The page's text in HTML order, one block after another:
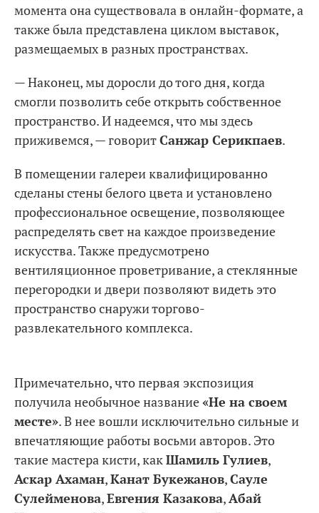
момента она существовала в онлайн-формате, а
также была представлена циклом выставок,
размещаемых в разных пространствах.
— Наконец, мы доросли до того дня, когда
смогли позволить себе открыть собственное
пространство. И надеемся, что мы здесь
приживемся, — говоритСанжар Серикпаев.
В помещении галереи квалифицированно
сделаны стены белого цвета и установлено
профессиональное освещение, позволяющее
распределять свет на каждое произведение
искусства. Также предусмотрено
вентиляционное проветривание, а стеклянные
перегородки и двери позволяют видеть это
пространство снаружи торгово-
развлекательного комплекса.
Примечательно, что первая экспозиция
получила необычное название«Не на своем
месте». В нее вошли исключительно сильные и
впечатляющие работы восьми авторов. Это
такие мастера кисти, какШамиль Гулиев,
Аскар Ахаман,Канат Букежанов,Сауле
Сулейменова,Евгения Казакова,Абай